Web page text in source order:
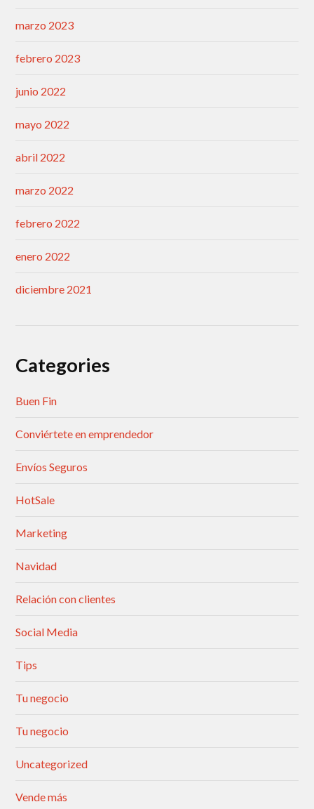
marzo 2023
febrero 2023
junio 2022
mayo 2022
abril 2022
marzo 2022
febrero 2022
enero 2022
diciembre 2021
Categories
Buen Fin
Conviértete en emprendedor
Envíos Seguros
HotSale
Marketing
Navidad
Relación con clientes
Social Media
Tips
Tu negocio
Tu negocio
Uncategorized
Vende más